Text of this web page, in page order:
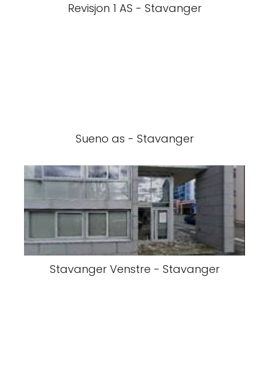
Revisjon 1 AS - Stavanger
Sueno as - Stavanger
Stavanger Venstre - Stavanger